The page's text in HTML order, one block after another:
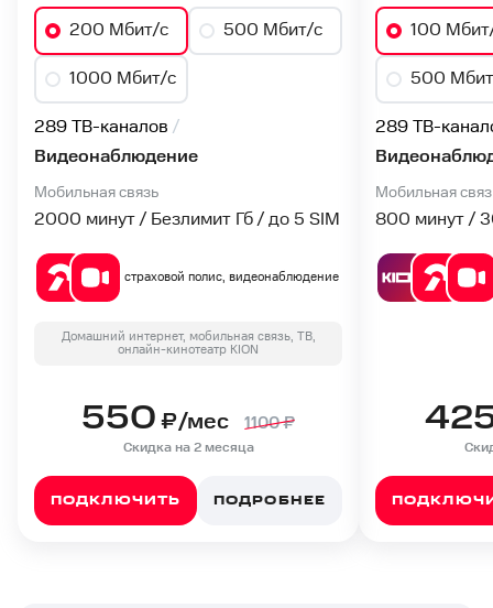
200 Мбит/с 500 Мбит/с
1000 Мбит/с
289 ТВ-каналов
Видеонаблюдение
Мобильная связь
2000 минут / Безлимит Гб / до 5 SIM
страховой полис, видеонаблюдение
Домашний интернет, мобильная связь, ТВ,
онлайн-кинотеатр KION
550 ₽/мес 1100₽
Скидка на 2 месяца
ПОДКЛЮЧИТЬ ПОДРОБНЕЕ
100
500
289 ТВ-
Мобильная
800 минут /